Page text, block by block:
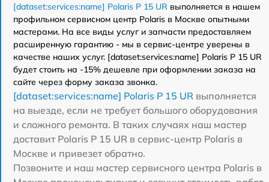
[dataset:services:name] Polaris P 15 UR выполняется в нашем
профильном сервисном центр Polaris в Москве опытными
мастерами. На все виды услуг и запчасти предоставляем
расширенную гарантию - мы в сервис-центре уверены в
качестве наших услуг. [dataset:services:name] Polaris P 15 UR
будет стоить на -15% дешевле при оформлении заказа на
сайте через форму заказа звонка.
[dataset:services:name] Polaris P 15 UR выполняется
на выезде, если не требует большого оборудования
и сложного ремонта. В таких случаях наш мастер
доставит Polaris P 15 UR в сервис-центр Polaris в
Москве и привезет обратно.
Позвоните и наш мастер сервисного центра Polaris в